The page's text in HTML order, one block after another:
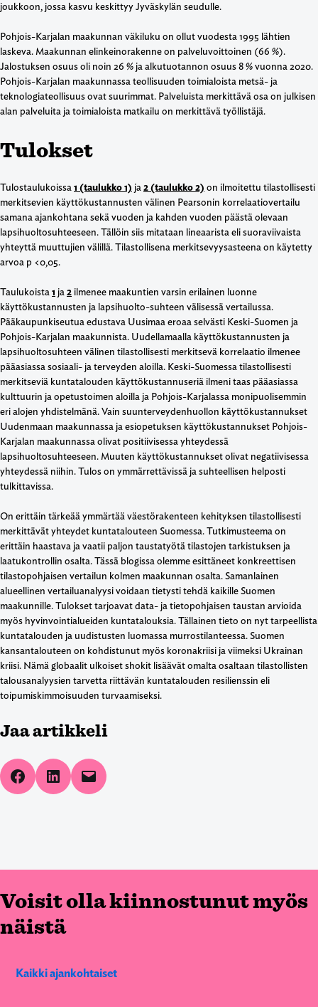
joukkoon, jossa kasvu keskittyy Jyväskylän seudulle.
Pohjois-Karjalan maakunnan väkiluku on ollut vuodesta 1995 lähtien
laskeva. Maakunnan elinkeinorakenne on palveluvoittoinen (66 %).
Jalostuksen osuus oli noin 26 % ja alkutuotannon osuus 8 % vuonna 2020.
Pohjois-Karjalan maakunnassa teollisuuden toimialoista metsä- ja
teknologiateollisuus ovat suurimmat. Palveluista merkittävä osa on julkisen
alan palveluita ja toimialoista matkailu on merkittävä työllistäjä.
Tulokset
Tulostaulukoissa 1 (taulukko 1) ja 2 (taulukko 2) on ilmoitettu tilastollisesti
merkitsevien käyttökustannusten välinen Pearsonin korrelaatiovertailu
samana ajankohtana sekä vuoden ja kahden vuoden päästä olevaan
lapsihuoltosuhteeseen. Tällöin siis mitataan lineaarista eli suoraviivaista
yhteyttä muuttujien välillä. Tilastollisena merkitsevyysasteena on käytetty
arvoa p <0,05.
Taulukoista 1 ja 2 ilmenee maakuntien varsin erilainen luonne
käyttökustannusten ja lapsihuolto-suhteen välisessä vertailussa.
Pääkaupunkiseutua edustava Uusimaa eroaa selvästi Keski-Suomen ja
Pohjois-Karjalan maakunnista. Uudellamaalla käyttökustannusten ja
lapsihuoltosuhteen välinen tilastollisesti merkitsevä korrelaatio ilmenee
pääasiassa sosiaali- ja terveyden aloilla. Keski-Suomessa tilastollisesti
merkitseviä kuntatalouden käyttökustannuseriä ilmeni taas pääasiassa
kulttuurin ja opetustoimen aloilla ja Pohjois-Karjalassa monipuolisemmin
eri alojen yhdistelmänä. Vain suunterveydenhuollon käyttökustannukset
Uudenmaan maakunnassa ja esiopetuksen käyttökustannukset Pohjois-
Karjalan maakunnassa olivat positiivisessa yhteydessä
lapsihuoltosuhteeseen. Muuten käyttökustannukset olivat negatiivisessa
yhteydessä niihin. Tulos on ymmärrettävissä ja suhteellisen helposti
tulkittavissa.
On erittäin tärkeää ymmärtää väestörakenteen kehityksen tilastollisesti
merkittävät yhteydet kuntatalouteen Suomessa. Tutkimusteema on
erittäin haastava ja vaatii paljon taustatyötä tilastojen tarkistuksen ja
laatukontrollin osalta. Tässä blogissa olemme esittäneet konkreettisen
tilastopohjaisen vertailun kolmen maakunnan osalta. Samanlainen
alueellinen vertailuanalyysi voidaan tietysti tehdä kaikille Suomen
maakunnille. Tulokset tarjoavat data- ja tietopohjaisen taustan arvioida
myös hyvinvointialueiden kuntatalouksia. Tällainen tieto on nyt tarpeellista
kuntatalouden ja uudistusten luomassa murrostilanteessa. Suomen
kansantalouteen on kohdistunut myös koronakriisi ja viimeksi Ukrainan
kriisi. Nämä globaalit ulkoiset shokit lisäävät omalta osaltaan tilastollisten
talousanalyysien tarvetta riittävän kuntatalouden resilienssin eli
toipumiskimmoisuuden turvaamiseksi.
Jaa artikkeli
Share on Facebook
Share on LinkedIn
Email this Page
Voisit olla kiinnostunut myös
näistä
Kaikki ajankohtaiset